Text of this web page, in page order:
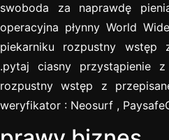
swoboda za naprawdę
operacyjna płynny World
piekarniku rozpustny wstęp
.pytaj ciasny przystąpienie
rozpustny wstęp z
weryfikator : Neosurf ,